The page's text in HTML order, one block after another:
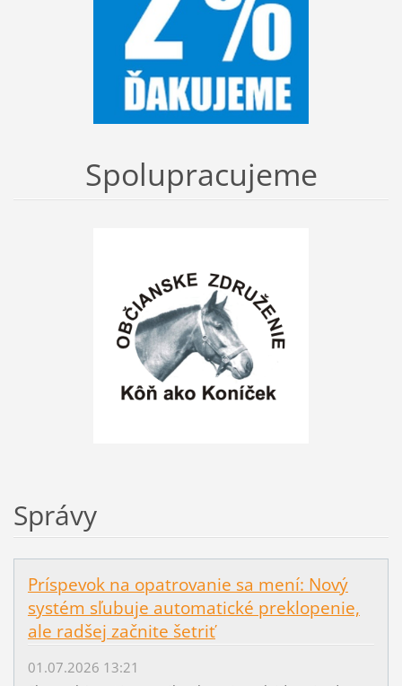
Spolupracujeme
Správy
Príspevok na opatrovanie sa mení: Nový
systém sľubuje automatické preklopenie,
ale radšej začnite šetriť
01.07.2026 13:21